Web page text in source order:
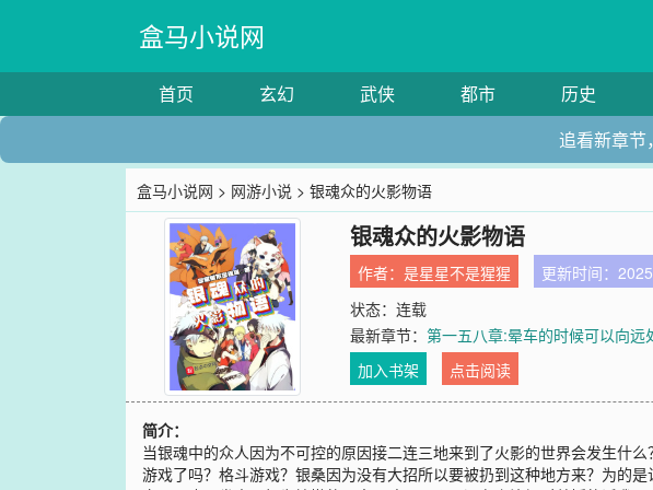
盒马小说网
首页 玄幻 武侠 都市 历史
追看新章节
盒马小说网 > 网游小说 > 银魂众的火影物语
银魂众的火影物语
作者：是星星不是猩猩 更新时间：
状态：连载
最新章节：第一五八章:晕车的时候可以向远
加入书架
点击阅读
简介：
当银魂中的众人因为不可控的原因接二连三地来到了火影的世界会发生什
游戏了吗？格斗游戏？银桑因为没有大招所以要被扔到这种地方来？为的